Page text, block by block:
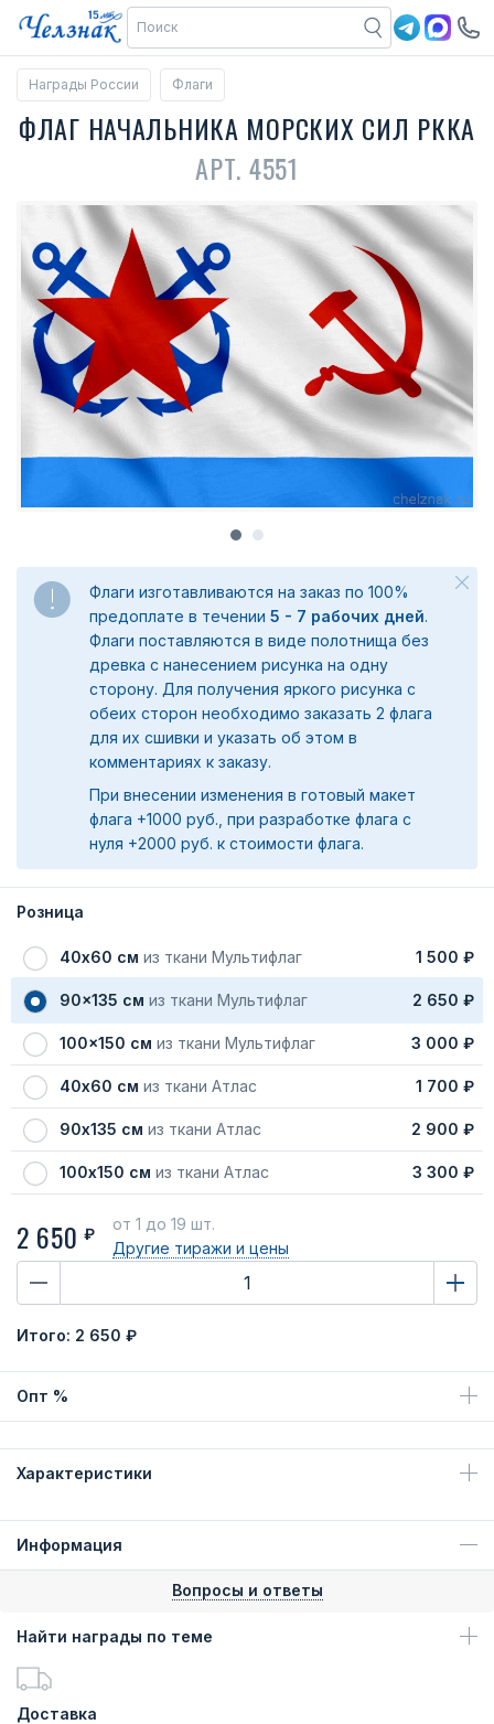
Награды России Флаги
ФЛАГ НАЧАЛЬНИКА МОРСКИХ СИЛ РККА
АРТ. 4551
Флаги изготавливаются на заказ по 100%
предоплате в течении 5 - 7 рабочих дней.
Флаги поставляются в виде полотнища без
древка с нанесением рисунка на одну
сторону. Для получения яркого рисунка с
обеих сторон необходимо заказать 2 флага
для их сшивки и указать об этом в
комментариях к заказу.
При внесении изменения в готовый макет
флага +1000 руб., при разработке флага с
нуля +2000 руб. к стоимости флага.
Розница
40х60 см из ткани Мультифлаг 1 500 ₽
90x135 см из ткани Мультифлаг 2 650 ₽
100x150 см из ткани Мультифлаг 3 000 ₽
40х60 см из ткани Атлас 1 700 ₽
90х135 см из ткани Атлас 2 900 ₽
100х150 см из ткани Атлас 3 300 ₽
2 650 ₽
от 1 до 19 шт.
Другие тиражи и цены
Итого: 2 650 ₽
Опт %
Характеристики
Информация
Вопросы и ответы
Найти награды по теме
Доставка